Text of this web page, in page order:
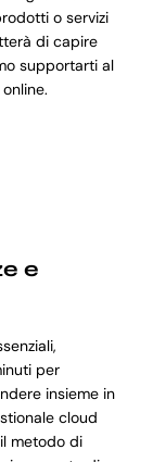
o servizi
di capire
supportarti al
e
per
insieme in
cloud
metodo di